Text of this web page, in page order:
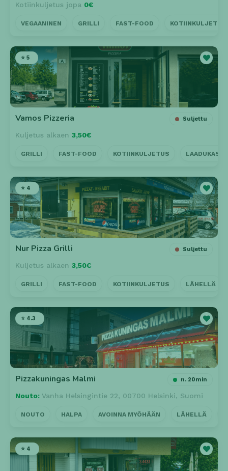
Kotiinkuljetus jopa 0€
VEGAANINEN GRILLI FAST-FOOD KOTIINKULJETUS
⭐ 5
Vamos Pizzeria Suljettu
Kuljetus alkaen 3,50€
GRILLI FAST-FOOD KOTIINKULJETUS LAADUKAS
⭐ 4
Nur Pizza Grilli Suljettu
Kuljetus alkaen 3,50€
GRILLI FAST-FOOD KOTIINKULJETUS LÄHELLÄ
⭐ 4.3
Pizzakuningas Malmi n. 20min
Nouto: Vanha Helsingintie 22, 00700 Helsinki, Suomi
NOUTO HALPA AVOINNA MYÖHÄÄN LÄHELLÄ
⭐ 4